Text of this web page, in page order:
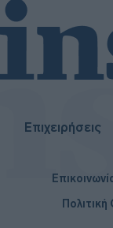
Επιχειρήσεις